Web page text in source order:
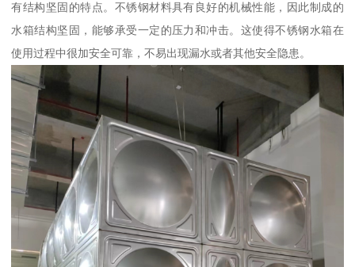
有结构坚固的特点。不锈钢材料具有良好的机械性能，因此制成的
水箱结构坚固，能够承受一定的压力和冲击。这使得不锈钢水箱在
使用过程中很加安全可靠，不易出现漏水或者其他安全隐患。